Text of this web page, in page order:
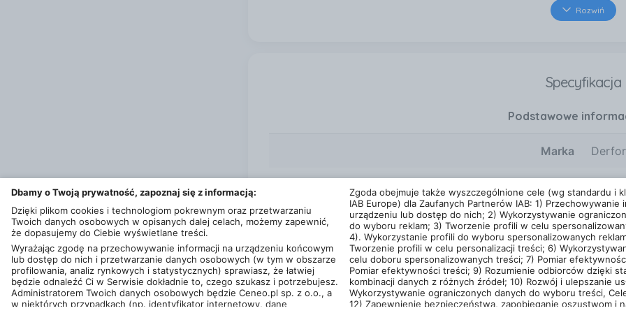
każde dziecko może stworzyć swoje unikalne zadania. Wsparcie
w domu, jak i w szkole. Jest to sposób na ciekawe i efektywne
zapamiętywaniu informacji. Podsumowując, to innowacyjne
Wprowadź drukarkę matematyczną do codziennych zajęć, aby
Rozwiń
Specyfikacja
Podstawowe
Marka
Fizyczne
Charakterystyka
© 2013 - 2026Ceneo.pl sp. z o.o. Polityka prywatności Liczba użytkowników
Ta strona jest chroniona przez reCAPTCHA i obowiązują jąWarunki korzystania z usługiorPolityka prywatnościGoogle.
Dbamy o Twoją prywatność, zapoznaj się z informacją:
Dzięki plikom cookies i technologiom pokrewnym oraz przetwarzaniu
Twoich danych osobowych w opisanych dalej celach, możemy zapewnić,
że dopasujemy do Ciebie wyświetlane treści.
Wyrażając zgodę na przechowywanie informacji na urządzeniu końcowym
lub dostęp do nich i przetwarzanie danych osobowych (w tym w obszarze
profilowania, analiz rynkowych i statystycznych) sprawiasz, że łatwiej
będzie odnaleźć Ci w Serwisie dokładnie to, czego szukasz i potrzebujesz.
Administratorem Twoich danych osobowych będzie Ceneo.pl sp. z o.o., a
w niektórych przypadkach (np. identyfikator internetowy, dane
Zgoda obejmuje także wyszczególnione cele (wg standardu i
IAB Europe) dla Zaufanych Partnerów IAB: 1) Przechowywanie
urządzeniu lub dostęp do nich; 2) Wykorzystywanie
do wyboru reklam; 3) Tworzenie profili w celu
4). Wykorzystanie profili do wyboru spersonalizowanych
Tworzenie profili w celu personalizacji treści; 6)
celu doboru spersonalizowanych treści; 7) Pomiar
Pomiar efektywności treści; 9) Rozumienie odbiorców dzięki
kombinacji danych z różnych źródeł; 10) Rozwój i ulepszanie
Wykorzystywanie ograniczonych danych do wyboru treści,
12) Zapewnienie bezpieczeństwa, zapobieganie oszustwom i